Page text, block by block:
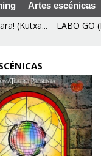
Artes escénicas
(Kutxa... LABO GO